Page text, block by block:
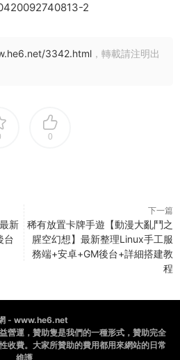
3342.html ，轉載請注明出
0
新
台
下一篇
稀有放置卡牌手遊【動漫大亂鬥之
腥空幻想】最新整理Linux手工服
務端+安卓+GM後台+詳細搭建教
程
- www.he6.net
營運，贊助隻是我們的一種形式，贊助完全
收費。大家所贊助的費用都用來網站的日常
維護